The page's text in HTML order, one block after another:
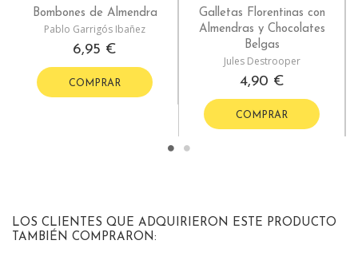
Bombones de Almendra
Pablo Garrigós Ibañez
6,95 €
COMPRAR
Galletas Florentinas con
Almendras y Chocolates
Belgas
Jules Destrooper
4,90 €
COMPRAR
LOS CLIENTES QUE ADQUIRIERON ESTE PRODUCTO
TAMBIÉN COMPRARON: